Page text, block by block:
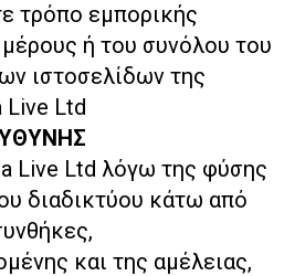
τρόπο εμπορικής
ή του συνόλου του
ιστοσελίδων της
Live Ltd
Live Ltd λόγω της φύσης
διαδικτύου κάτω από
και της αμέλειας,